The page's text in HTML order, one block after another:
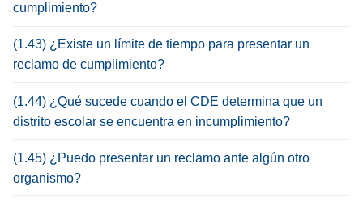
cumplimiento?
(1.43) ¿Existe un límite de tiempo para presentar un
reclamo de cumplimiento?
(1.44) ¿Qué sucede cuando el CDE determina que un
distrito escolar se encuentra en incumplimiento?
(1.45) ¿Puedo presentar un reclamo ante algún otro
organismo?